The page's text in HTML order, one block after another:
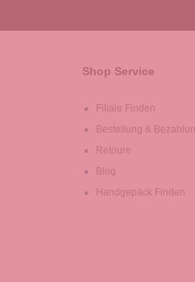
Shop Service
Filiale Finden
Bestellung &
Retoure
Blog
Handgepäck Finden